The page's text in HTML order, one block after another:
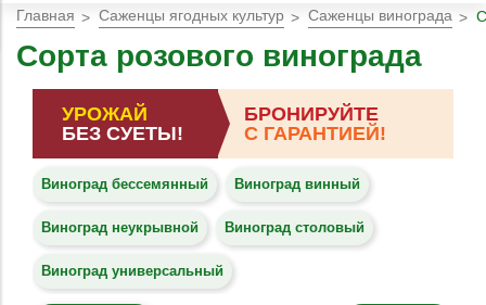
Главная Саженцы ягодных культур Саженцы винограда
Сорта розового винограда
УРОЖАЙ
БЕЗ СУЕТЫ!
БРОНИРУЙТЕ
С ГАРАНТИЕЙ!
Виноград бессемянный Виноград винный
Виноград неукрывной Виноград столовый
Виноград универсальный